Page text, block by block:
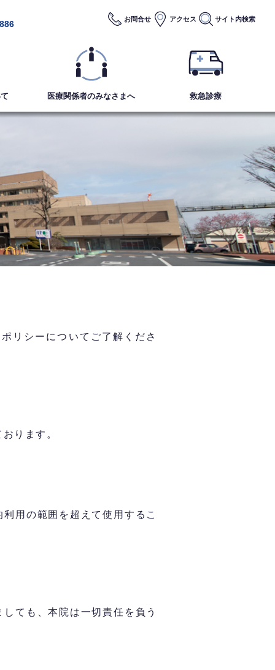
お問合せ アクセス サイト内検索
医療関係者のみなさまへ 救急診療
リシーについてご了解くださ
ります。
用の範囲を超えて使用するこ
ても、本院は一切責任を負う